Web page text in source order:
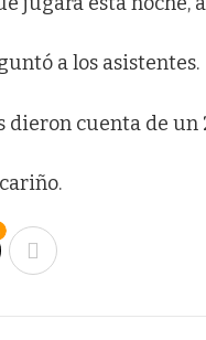
a los asistentes.
cuenta de un